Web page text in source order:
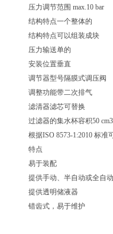
压力调节范围 max.10 bar
结构特点一个整体的
结构特点可以组装成块
压力输送单的
安装位置垂直
调节器型号隔膜式调压阀
调整功能带二次排气
滤清器滤芯可替换
过滤器的集水杯容积50 cm3
根据ISO 8573-1:2010 标准
特点
易于装配
提供手动、半自动或全自
提供透明储液器
错齿式，易于维护